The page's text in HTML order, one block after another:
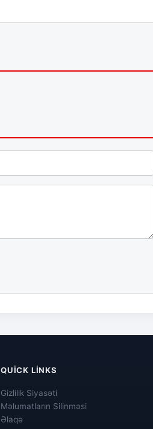
QUICK LINKS
Gizlilik Siyasəti
Məlumatların Silinməsi
Əlaqə